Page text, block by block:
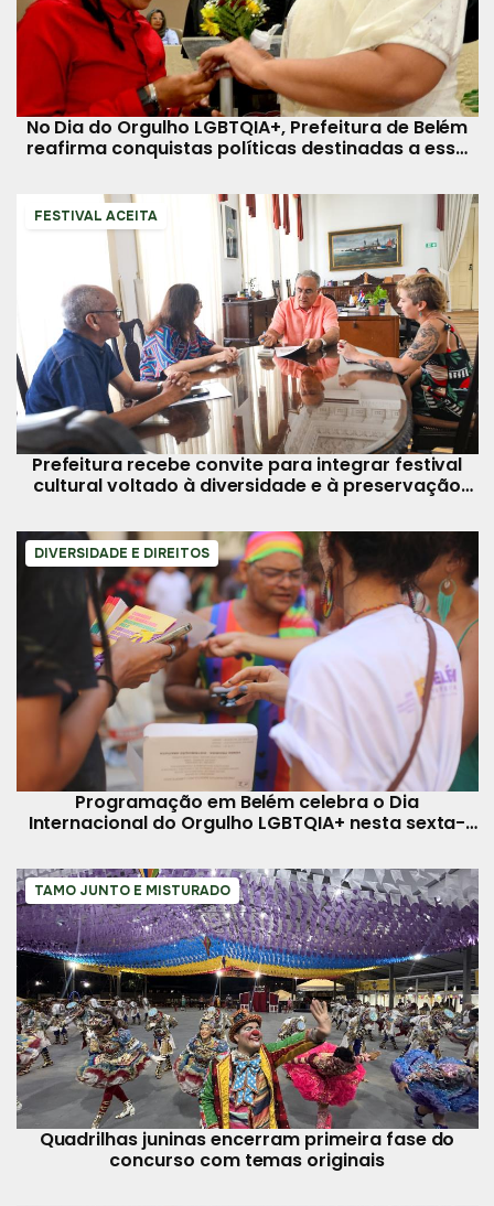
No Dia do Orgulho LGBTQIA+, Prefeitura de Belém
reafirma conquistas políticas destinadas a essa
FESTIVAL ACEITA
Prefeitura recebe convite para integrar festival
cultural voltado à diversidade e à preservação
DIVERSIDADE E DIREITOS
Programação em Belém celebra o Dia
Internacional do Orgulho LGBTQIA+ nesta sexta-
TAMO JUNTO E MISTURADO
Quadrilhas juninas encerram primeira fase do
concurso com temas originais